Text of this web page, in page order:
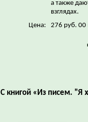
а также
взглядах.
Цена:
276 руб. 00
С книгой «Из писем. "Я